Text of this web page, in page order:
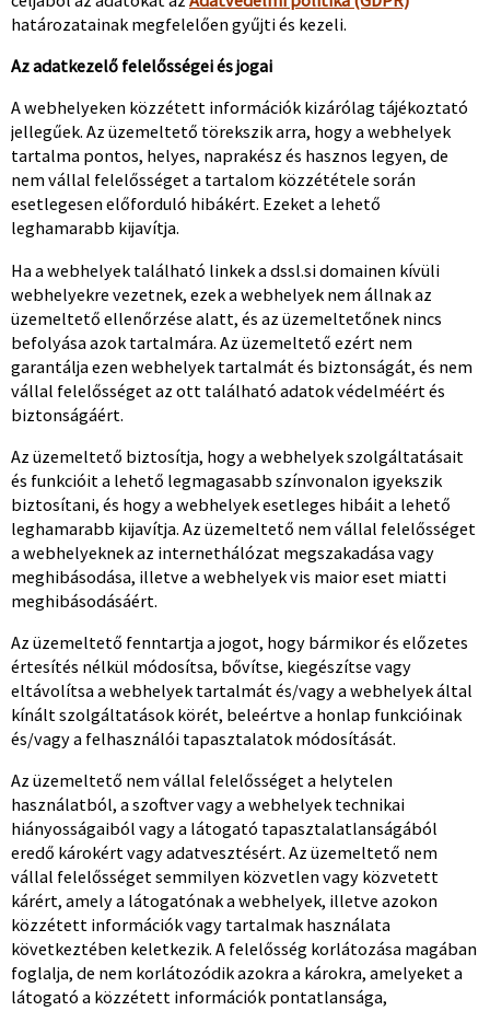
határozatainak megfelelően gyűjti és kezeli.
Az adatkezelő felelősségei és jogai
A webhelyeken közzétett információk kizárólag tájékoztató
jellegűek. Az üzemeltető törekszik arra, hogy a webhelyek
tartalma pontos, helyes, naprakész és hasznos legyen, de
nem vállal felelősséget a tartalom közzététele során
esetlegesen előforduló hibákért. Ezeket a lehető
leghamarabb kijavítja.
Ha a webhelyek található linkek a dssl.si domainen kívüli
webhelyekre vezetnek, ezek a webhelyek nem állnak az
üzemeltető ellenőrzése alatt, és az üzemeltetőnek nincs
befolyása azok tartalmára. Az üzemeltető ezért nem
garantálja ezen webhelyek tartalmát és biztonságát, és nem
vállal felelősséget az ott található adatok védelméért és
biztonságáért.
Az üzemeltető biztosítja, hogy a webhelyek szolgáltatásait
és funkcióit a lehető legmagasabb színvonalon igyekszik
biztosítani, és hogy a webhelyek esetleges hibáit a lehető
leghamarabb kijavítja. Az üzemeltető nem vállal felelősséget
a webhelyeknek az internethálózat megszakadása vagy
meghibásodása, illetve a webhelyek vis maior eset miatti
meghibásodásáért.
Az üzemeltető fenntartja a jogot, hogy bármikor és előzetes
értesítés nélkül módosítsa, bővítse, kiegészítse vagy
eltávolítsa a webhelyek tartalmát és/vagy a webhelyek által
kínált szolgáltatások körét, beleértve a honlap funkcióinak
és/vagy a felhasználói tapasztalatok módosítását.
Az üzemeltető nem vállal felelősséget a helytelen
használatból, a szoftver vagy a webhelyek technikai
hiányosságaiból vagy a látogató tapasztalatlanságából
eredő károkért vagy adatvesztésért. Az üzemeltető nem
vállal felelősséget semmilyen közvetlen vagy közvetett
kárért, amely a látogatónak a webhelyek, illetve azokon
közzétett információk vagy tartalmak használata
következtében keletkezik. A felelősség korlátozása magában
foglalja, de nem korlátozódik azokra a károkra, amelyeket a
látogató a közzétett információk pontatlansága,